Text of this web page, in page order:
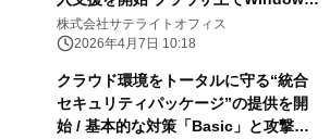
アプリが動作可能！
株式会社サテライトオフィス
2026年4月7日 10:18
クラウド環境をトータルに守る“統合
セキュリティパッケージ”の提供を開
始 / 基本的な対策「Basic」と攻撃対